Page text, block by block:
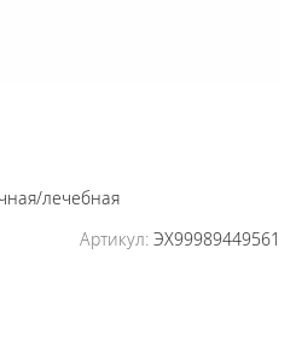
лечебная
Артикул:ЭХ99989449561